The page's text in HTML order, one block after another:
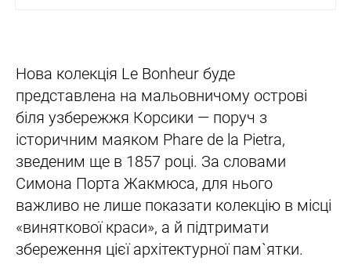
Нова колекція Le Bonheur буде
представлена на мальовничому острові
біля узбережжя Корсики — поруч з
історичним маяком Phare de la Pietra,
зведеним ще в 1857 році. За словами
Симона Порта Жакмюса, для нього
важливо не лише показати колекцію в місці
«виняткової краси», а й підтримати
збереження цієї архітектурної пам`ятки.